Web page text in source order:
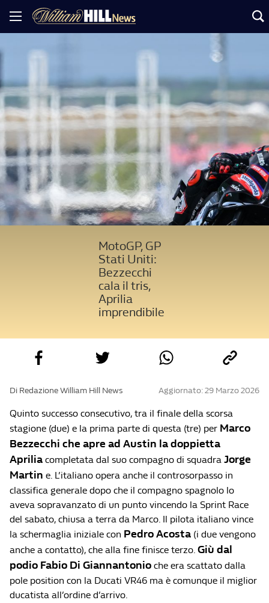
MotoGP, GP
Stati Uniti:
Bezzecchi
cala il tris,
Aprilia
imprendibile
Di Redazione William Hill News Aggiornato: 29 Marzo 2026
Quinto successo consecutivo, tra il finale della scorsa
stagione (due) e la prima parte di questa (tre) per Marco
Bezzecchi che apre ad Austin la doppietta
Aprilia completata dal suo compagno di squadra Jorge
Martin e. L’italiano opera anche il controsorpasso in
classifica generale dopo che il compagno spagnolo lo
aveva sopravanzato di un punto vincendo la Sprint Race
del sabato, chiusa a terra da Marco. Il pilota italiano vince
la schermaglia iniziale con Pedro Acosta (i due vengono
anche a contatto), che alla fine finisce terzo. Giù dal
podio Fabio Di Giannantonio che era scattato dalla
pole position con la Ducati VR46 ma è comunque il miglior
ducatista all’ordine d’arrivo.